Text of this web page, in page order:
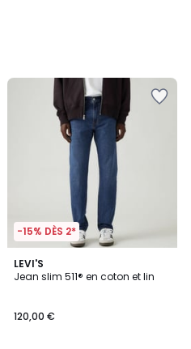
-15% DÈS 2*
LEVI'S
Jean slim 511® en coton et lin
120,00 €
4,3
/ 5
2
Couleurs